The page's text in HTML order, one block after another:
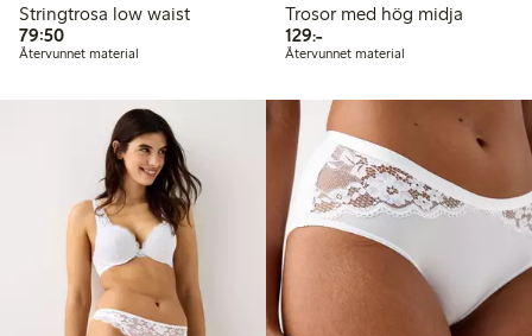
Stringtrosa low waist
79:5079,50 kr
Återvunnet material
Trosor med hög midja
129:-129,00 kr
Återvunnet material